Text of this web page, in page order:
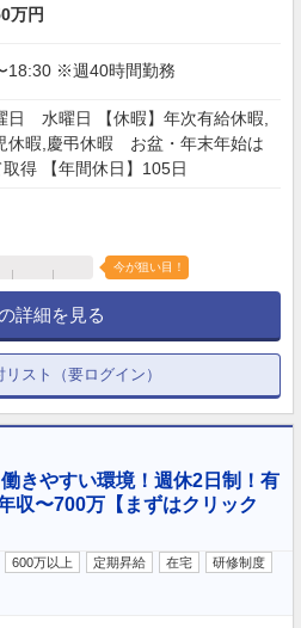
万円
18:30 ※週40時間勤務
日 水曜日 【休暇】年次有給休暇,
休暇,慶弔休暇 お盆・年末年始は
得 【年間休日】105日
今が狙い目！
詳細を見る
リスト（要ログイン）
きやすい環境！週休2日制！有
収〜700万【まずはクリック
600万以上 定期昇給 在宅
研修制度